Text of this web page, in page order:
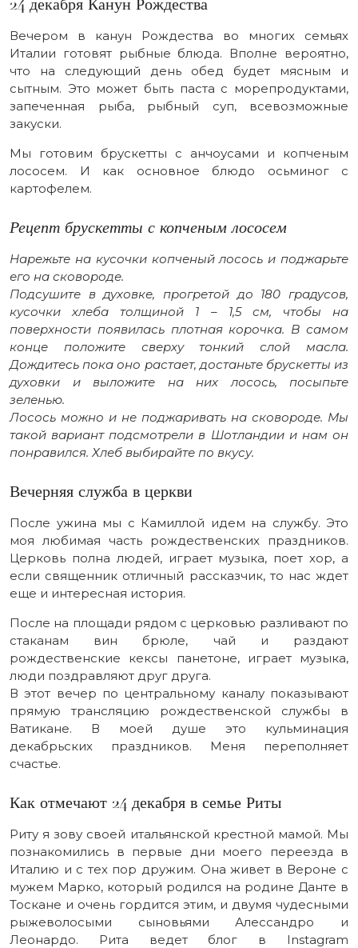
24 декабря Канун Рождества
Вечером в канун Рождества во многих семьях
Италии готовят рыбные блюда. Вполне вероятно,
что на следующий день обед будет мясным и
сытным. Это может быть паста с морепродуктами,
запеченная рыба, рыбный суп, всевозможные
закуски.
Мы готовим брускетты с анчоусами и копченым
лососем. И как основное блюдо осьминог с
картофелем.
Рецепт брускетты с копченым лососем
Нарежьте на кусочки копченый лосось и поджарьте
его на сковороде.
Подсушите в духовке, прогретой до 180 градусов,
кусочки хлеба толщиной 1 – 1,5 см, чтобы на
поверхности появилась плотная корочка. В самом
конце положите сверху тонкий слой масла.
Дождитесь пока оно растает, достаньте брускетты из
духовки и выложите на них лосось, посыпьте
зеленью.
Лосось можно и не поджаривать на сковороде. Мы
такой вариант подсмотрели в Шотландии и нам он
понравился. Хлеб выбирайте по вкусу.
Вечерняя служба в церкви
После ужина мы с Камиллой идем на службу. Это
моя любимая часть рождественских праздников.
Церковь полна людей, играет музыка, поет хор, а
если священник отличный рассказчик, то нас ждет
еще и интересная история.
После на площади рядом с церковью разливают по
стаканам вин брюле, чай и раздают
рождественские кексы панетоне, играет музыка,
люди поздравляют друг друга.
В этот вечер по центральному каналу показывают
прямую трансляцию рождественской службы в
Ватикане. В моей душе это кульминация
декабрьских праздников. Меня переполняет
счастье.
Как отмечают 24 декабря в семье Риты
Риту я зову своей итальянской крестной мамой. Мы
познакомились в первые дни моего переезда в
Италию и с тех пор дружим. Она живет в Вероне с
мужем Марко, который родился на родине Данте в
Тоскане и очень гордится этим, и двумя чудесными
рыжеволосыми сыновьями Алессандро и
Леонардо. Рита ведет блог в Instagram